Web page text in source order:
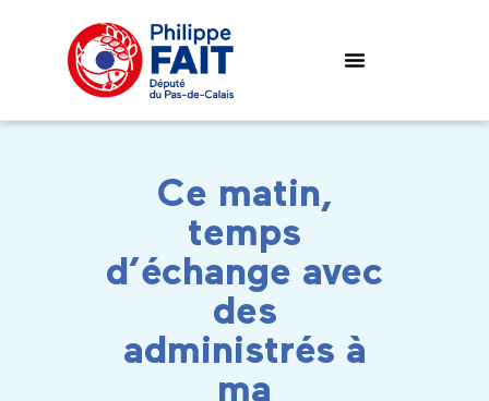
Ce matin,
temps
d’échange avec
des
administrés à
ma